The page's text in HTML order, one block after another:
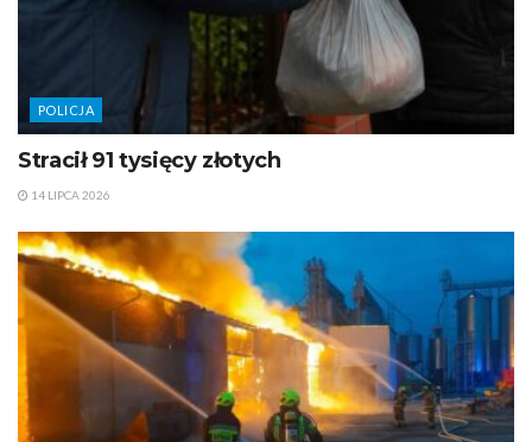
POLICJA
Stracił 91 tysięcy złotych
14 LIPCA 2026